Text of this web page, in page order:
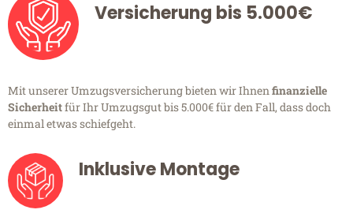
Versicherung bis 5.000€
Mit unserer Umzugsversicherung bieten wir Ihnenfinanzielle
Sicherheitfür Ihr Umzugsgut bis 5.000€ für den Fall, dass doch
einmal etwas schiefgeht.
Inklusive Montage